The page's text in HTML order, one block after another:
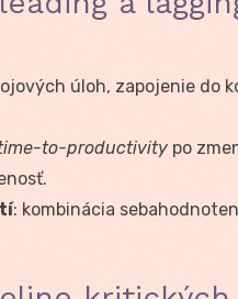
úloh, zapojenie do
to-productivity po
: kombinácia